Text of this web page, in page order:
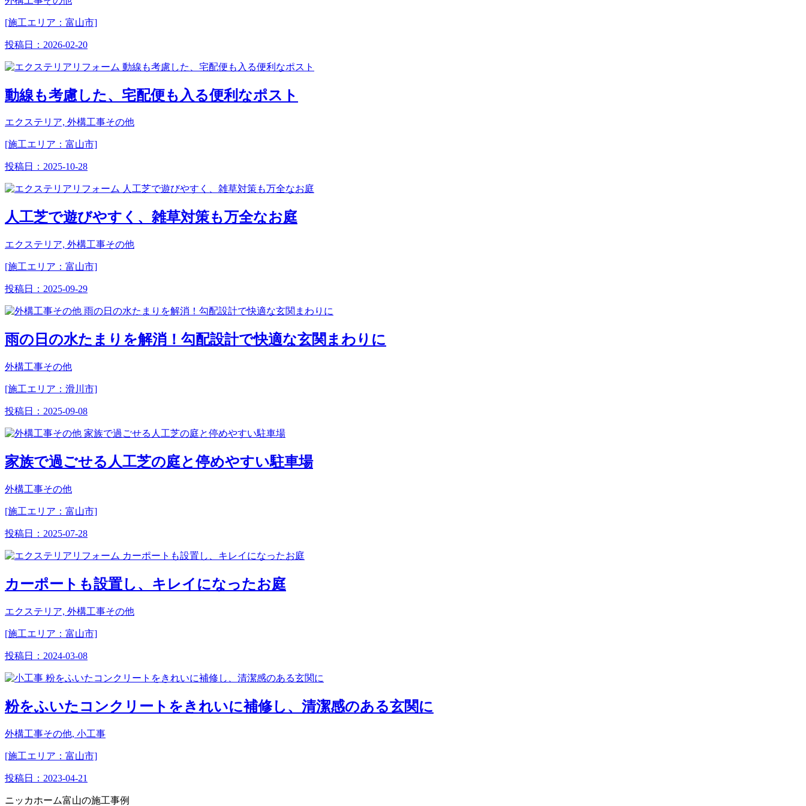
[施工エリア：富山市]
投稿日： 2026-02-20
動線も考慮した、宅配便も入る便利なポスト
エクステリア, 外構工事その他
[施工エリア：富山市]
投稿日： 2025-10-28
人工芝で遊びやすく、雑草対策も万全なお庭
エクステリア, 外構工事その他
[施工エリア：富山市]
投稿日： 2025-09-29
雨の日の水たまりを解消！勾配設計で快適な玄関まわりに
外構工事その他
[施工エリア：滑川市]
投稿日： 2025-09-08
家族で過ごせる人工芝の庭と停めやすい駐車場
外構工事その他
[施工エリア：富山市]
投稿日： 2025-07-28
カーポートも設置し、キレイになったお庭
エクステリア, 外構工事その他
[施工エリア：富山市]
投稿日： 2024-03-08
粉をふいたコンクリートをきれいに補修し、清潔感のある玄関に
外構工事その他, 小工事
[施工エリア：富山市]
投稿日： 2023-04-21
ニッカホーム富山の施工事例